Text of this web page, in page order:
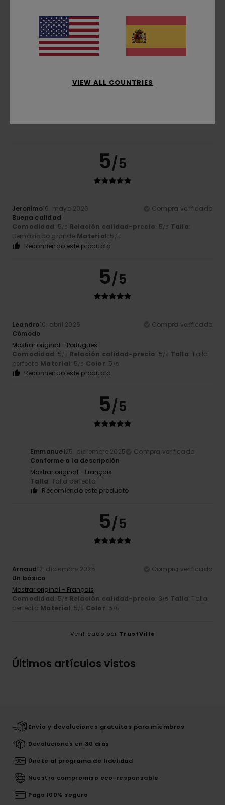
Talla
5/5
Jeronimo16. mayo 2026
Compra verificada
Buena calidad
Comodidad: 5/5 Relación calidad-precio: 5/5 Talla:
Demasiado grande Material: 5 /5
Recomiendo este producto
5/5
Leandro10. abril 2026
Compra verificada
Cómodo
Mostrar original - Português
Comodidad: 5/5 Relación calidad-precio: 5/5 Talla: Talla
perfecta Material: 5/5 Color: 5 /5
Recomiendo este producto
5/5
Emmanuel25. diciembre 2025
Compra verificada
Conforme a la descripción
Mostrar original - Français
Talla: Talla perfecta
Recomiendo este producto
5/5
Arnaud12. diciembre 2025
Compra verificada
Un básico
Mostrar original - Français
Comodidad: 5/5 Relación calidad-precio: 3/5 Talla: Talla
perfecta Material: 5/5 Color: 5 /5
Verificado por TrustVille
Últimos artículos vistos
Envío y devoluciones gratuitos para miembros
Devoluciones en 30 días
Únete al programa de fidelidad
Nuestro compromiso eco-responsable
Pago 100% seguro
VIEW ALL COUNTRIES